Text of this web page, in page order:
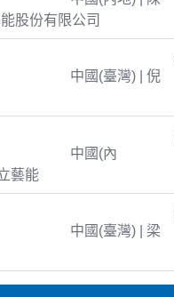
股份有限公司
中國(臺灣) | 倪
中國(內
藝能
中國(臺灣) | 梁